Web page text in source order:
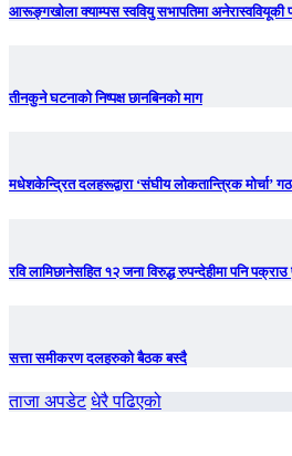
आरूङ्गखोला क्याम्पस स्ववियु सभापतिमा अनेरास्ववियूकी
तीनकुने घटनाकाे निष्पक्ष छानबिनकाे माग
मधेशकेन्द्रित दलहरूद्वारा ‘संघीय लोकतान्त्रिक मोर्चा’
रवि लामिछानेसहित १२ जना विरुद्ध रुपन्देहीमा पनि पक्राउ
सत्ता समीकरण दलहरुको बैठक बस्दै
ताजा अपडेट धेरै पढिएको